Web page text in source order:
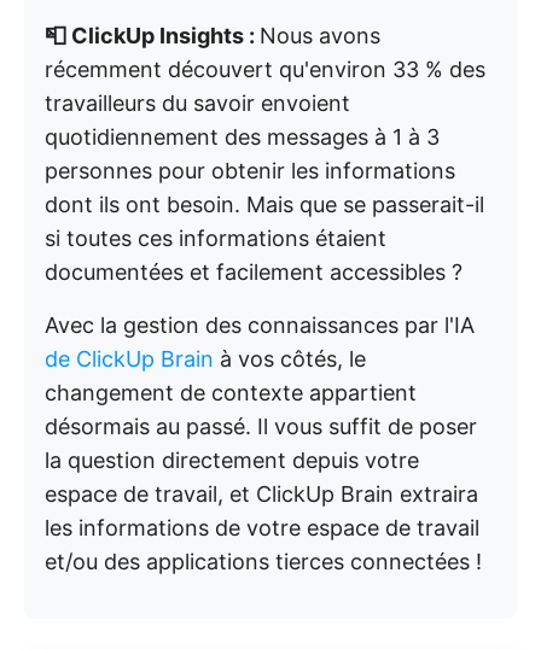
📮 ClickUp Insights : Nous avons
récemment découvert qu'environ 33 % des
travailleurs du savoir envoient
quotidiennement des messages à 1 à 3
personnes pour obtenir les informations
dont ils ont besoin. Mais que se passerait-il
si toutes ces informations étaient
documentées et facilement accessibles ?
Avec la gestion des connaissances par l'IA
de ClickUp Brain à vos côtés, le
changement de contexte appartient
désormais au passé. Il vous suffit de poser
la question directement depuis votre
espace de travail, et ClickUp Brain extraira
les informations de votre espace de travail
et/ou des applications tierces connectées !